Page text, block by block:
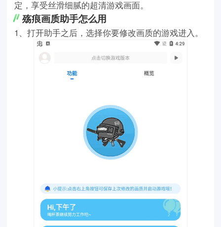
定，享受丝滑细腻的超清游戏画面。
殇痕画质助手怎么用
1、打开助手之后，选择你要修改画质的游戏进入。